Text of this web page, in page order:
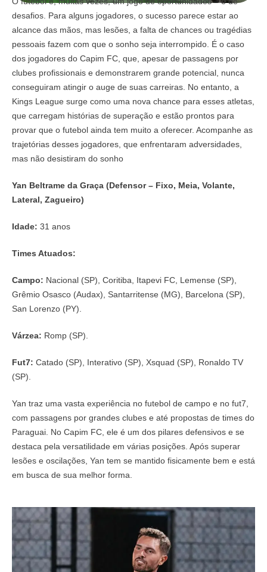
desafios. Para alguns jogadores, o sucesso parece estar ao
alcance das mãos, mas lesões, a falta de chances ou tragédias
pessoais fazem com que o sonho seja interrompido. É o caso
dos jogadores do Capim FC, que, apesar de passagens por
clubes profissionais e demonstrarem grande potencial, nunca
conseguiram atingir o auge de suas carreiras. No entanto, a
Kings League surge como uma nova chance para esses atletas,
que carregam histórias de superação e estão prontos para
provar que o futebol ainda tem muito a oferecer. Acompanhe as
trajetórias desses jogadores, que enfrentaram adversidades,
mas não desistiram do sonho
Yan Beltrame da Graça (Defensor – Fixo, Meia, Volante,
Lateral, Zagueiro)
Idade: 31 anos
Times Atuados:
Campo: Nacional (SP), Coritiba, Itapevi FC, Lemense (SP),
Grêmio Osasco (Audax), Santarritense (MG), Barcelona (SP),
San Lorenzo (PY).
Várzea: Romp (SP).
Fut7: Catado (SP), Interativo (SP), Xsquad (SP), Ronaldo TV
(SP).
Yan traz uma vasta experiência no futebol de campo e no fut7,
com passagens por grandes clubes e até propostas de times do
Paraguai. No Capim FC, ele é um dos pilares defensivos e se
destaca pela versatilidade em várias posições. Após superar
lesões e oscilações, Yan tem se mantido fisicamente bem e está
em busca de sua melhor forma.